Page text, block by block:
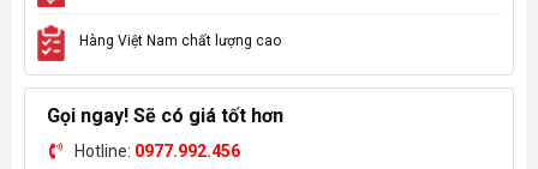
Hàng Việt Nam chất lượng cao
Gọi ngay! Sẽ có giá tốt hơn
Hotline: 0977.992.456